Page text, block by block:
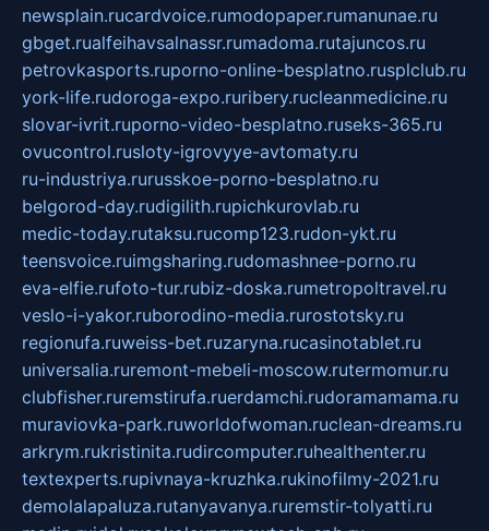
newsplain.rucardvoice.rumodopaper.rumanunae.ru
gbget.rualfeihavsalnassr.rumadoma.rutajuncos.ru
petrovkasports.ruporno-online-besplatno.rusplclub.ru
york-life.rudoroga-expo.ruribery.rucleanmedicine.ru
slovar-ivrit.ruporno-video-besplatno.ruseks-365.ru
ovucontrol.rusloty-igrovyye-avtomaty.ru
ru-industriya.rurusskoe-porno-besplatno.ru
belgorod-day.rudigilith.rupichkurovlab.ru
medic-today.rutaksu.rucomp123.rudon-ykt.ru
teensvoice.ruimgsharing.rudomashnee-porno.ru
eva-elfie.rufoto-tur.rubiz-doska.rumetropoltravel.ru
veslo-i-yakor.ruborodino-media.rurostotsky.ru
regionufa.ruweiss-bet.ruzaryna.rucasinotablet.ru
universalia.ruremont-mebeli-moscow.rutermomur.ru
clubfisher.ruremstirufa.ruerdamchi.rudoramamama.ru
muraviovka-park.ruworldofwoman.ruclean-dreams.ru
arkrym.rukristinita.rudircomputer.ruhealthenter.ru
textexperts.rupivnaya-kruzhka.rukinofilmy-2021.ru
demolalapaluza.rutanyavanya.ruremstir-tolyatti.ru